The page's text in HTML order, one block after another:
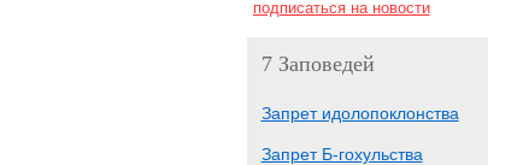
7 Заповедей
Запрет идолопоклонства
Запрет Б-гохульства